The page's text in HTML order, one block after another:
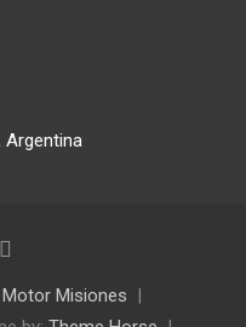
Argentina
Misiones